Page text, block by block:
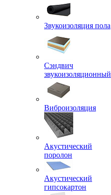
Звукоизоляция пола
Сэндвич
звукоизоляционный
Виброизоляция
Акустический
поролон
Акустический
гипсокартон